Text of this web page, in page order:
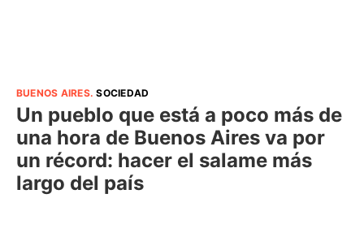
BUENOS AIRES.SOCIEDAD
Un pueblo que está a poco más de
una hora de Buenos Aires va por
un récord: hacer el salame más
largo del país